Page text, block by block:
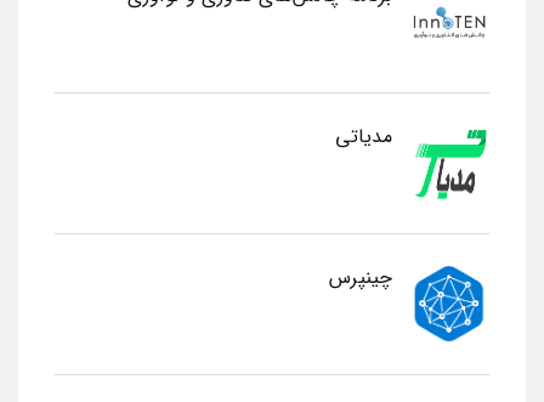
مدیاتی
چینپرس